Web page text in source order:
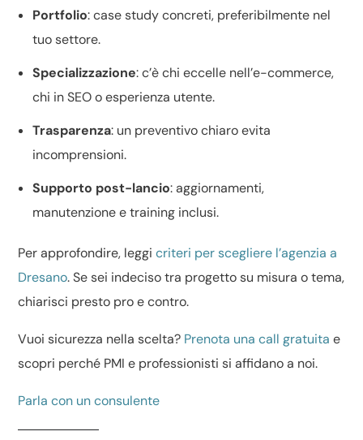
Portfolio: case study concreti, preferibilmente nel
tuo settore.
Specializzazione: c’è chi eccelle nell’e-commerce,
chi in SEO oesperienza utente.
Trasparenza: un preventivo chiaroevita
incomprensioni.
Supporto post-lancio: aggiornamenti,
manutenzione e training inclusi.
Per approfondire, leggicriteri per scegliere l’agenzia a
Dresano. Se sei indeciso tra progetto su misura o tema,
chiarisci presto pro e contro.
Vuoi sicurezza nella scelta? Prenota una call gratuita e
scopri perché PMI e professionisti si affidano a noi.
Parla con un consulente